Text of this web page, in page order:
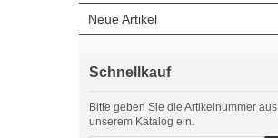
Neue Artikel
Schnellkauf
Bitte geben Sie die Artikelnummer aus
unserem Katalog ein.